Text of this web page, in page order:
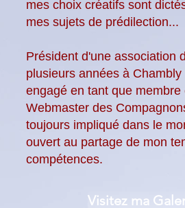
mes choix créatifs sont
mes sujets de prédilection...
Président d'une association
plusieurs années à
engagé en tant que
Webmaster des
toujours impliqué dans le
ouvert au partage de mon
compétences.
Visitez ma